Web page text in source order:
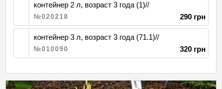
контейнер 2 л, возраст 3 года (1)//
№020218 290 грн
контейнер 3 л, возраст 3 года (71.1)//
№010090 320 грн